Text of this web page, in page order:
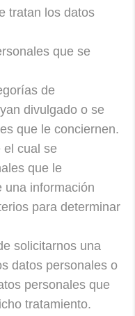
tratan los datos
que se
de
divulgado o se
que le conciernen.
el cual se
que le
una información
para determinar
solicitarnos una
datos personales o
personales que
tratamiento.